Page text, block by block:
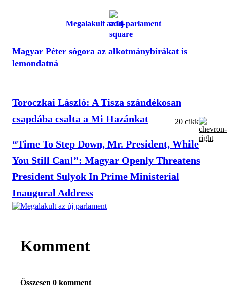
Megalakult az új parlament
Magyar Péter sógora az alkotmánybírákat is
lemondatná
Toroczkai László: A Tisza szándékosan
csapdába csalta a Mi Hazánkat
“Time To Step Down, Mr. President, While
You Still Can!”: Magyar Openly Threatens
President Sulyok In Prime Ministerial
Inaugural Address
20 cikk
Komment
Összesen 0 komment